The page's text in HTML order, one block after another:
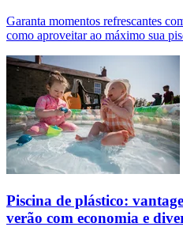
Garanta momentos refrescantes
como aproveitar ao máximo sua
Piscina de plástico:
verão com economia e